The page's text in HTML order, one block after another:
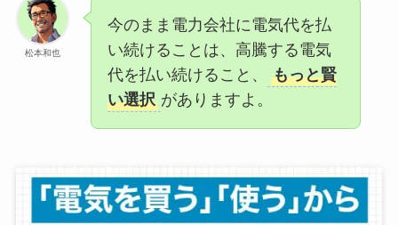
松本和也
今のまま電力会社に電気代を払
い続けることは、高騰する電気
代を払い続けること、
もっと賢
い選択 がありますよ。